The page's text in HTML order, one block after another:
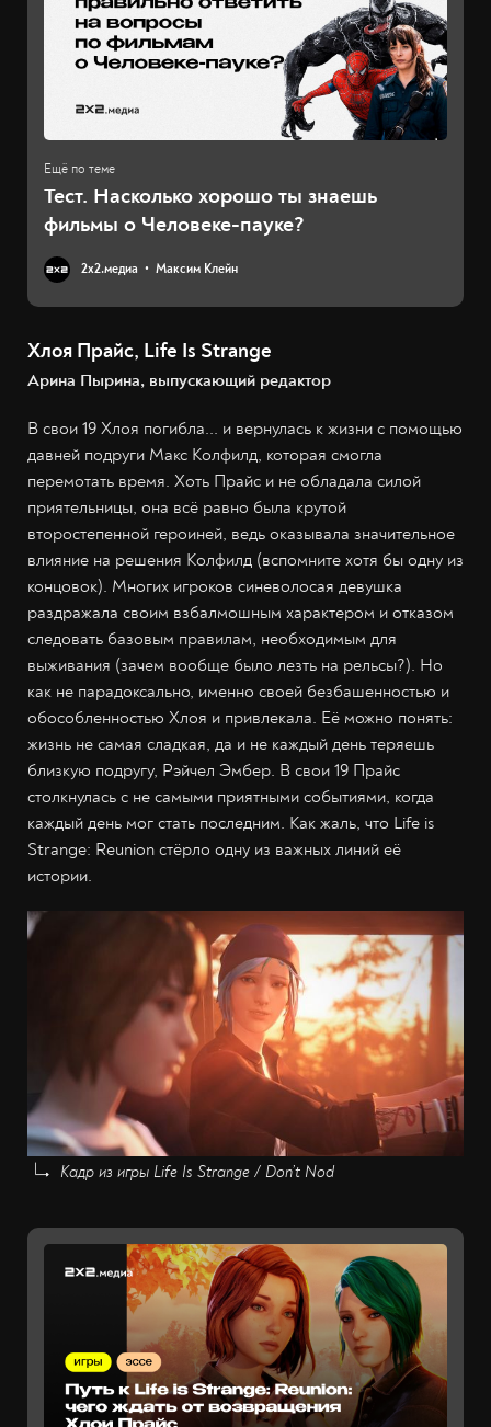
Тест. Насколько хорошо ты знаешь
фильмы о Человеке-пауке?
2х2.медиа Максим Клейн
Хлоя Прайс, Life Is Strange
Арина Пырина, выпускающий редактор
В свои 19 Хлоя погибла... и вернулась к жизни с помощью
давней подруги Макс Колфилд, которая смогла
перемотать время. Хоть Прайс и не обладала силой
приятельницы, она всё равно была крутой
второстепенной героиней, ведь оказывала значительное
влияние на решения Колфилд (вспомните хотя бы одну из
концовок). Многих игроков синеволосая девушка
раздражала своим взбалмошным характером и отказом
следовать базовым правилам, необходимым для
выживания (зачем вообще было лезть на рельсы?). Но
как не парадоксально, именно своей безбашенностью и
обособленностью Хлоя и привлекала. Её можно понять:
жизнь не самая сладкая, да и не каждый день теряешь
близкую подругу, Рэйчел Эмбер. В свои 19 Прайс
столкнулась с не самыми приятными событиями, когда
каждый день мог стать последним. Как жаль, что Life is
Strange: Reunion стёрло одну из важных линий её
истории.
Кадр из игры Life Is Strange / Don’t Nod